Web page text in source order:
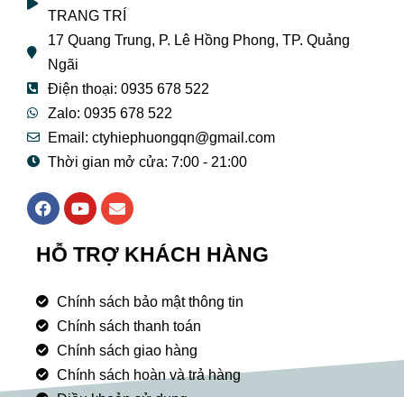
TRANG TRÍ
17 Quang Trung, P. Lê Hồng Phong, TP. Quảng
Ngãi
Điện thoại: 0935 678 522
Zalo: 0935 678 522
Email: ctyhiephuongqn@gmail.com
Thời gian mở cửa: 7:00 - 21:00
F
a
e
b
o
k
Y
o
t
u
e
E
n
e
l
p
e
HỖ TRỢ KHÁCH HÀNG
Chính sách bảo mật thông tin
Chính sách thanh toán
Chính sách giao hàng
Chính sách hoàn và trả hàng